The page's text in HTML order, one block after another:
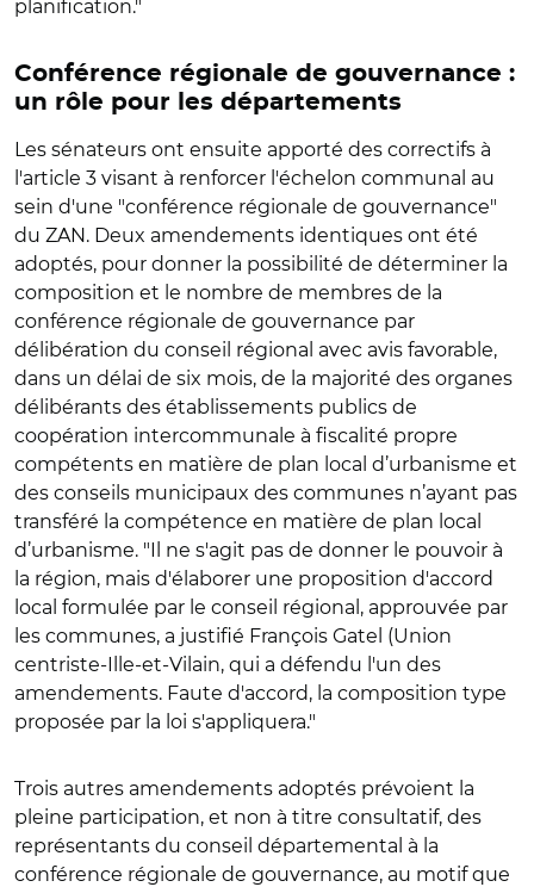
planification."
Conférence régionale de gouvernance :
un rôle pour les départements
Les sénateurs ont ensuite apporté des correctifs à
l'article 3 visant à renforcer l'échelon communal au
sein d'une "conférence régionale de gouvernance"
du ZAN. Deux amendements identiques ont été
adoptés, pour donner la possibilité de déterminer la
composition et le nombre de membres de la
conférence régionale de gouvernance par
délibération du conseil régional avec avis favorable,
dans un délai de six mois, de la majorité des organes
délibérants des établissements publics de
coopération intercommunale à fiscalité propre
compétents en matière de plan local d’urbanisme et
des conseils municipaux des communes n’ayant pas
transféré la compétence en matière de plan local
d’urbanisme. "Il ne s'agit pas de donner le pouvoir à
la région, mais d'élaborer une proposition d'accord
local formulée par le conseil régional, approuvée par
les communes, a justifié François Gatel (Union
centriste-Ille-et-Vilain, qui a défendu l'un des
amendements. Faute d'accord, la composition type
proposée par la loi s'appliquera."
Trois autres amendements adoptés prévoient la
pleine participation, et non à titre consultatif, des
représentants du conseil départemental à la
conférence régionale de gouvernance, au motif que